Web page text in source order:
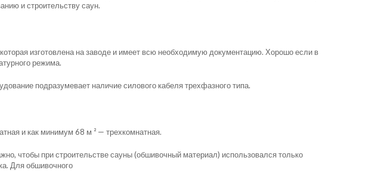
и строительству саун.
изготовлена на заводе и имеет всю необходимую документацию. Хорошо если в
режима.
подразумевает наличие силового кабеля трехфазного типа.
и как минимум 68 м ² — трехкомнатная.
чтобы при строительстве сауны (обшивочный материал) использовался только
Для обшивочного